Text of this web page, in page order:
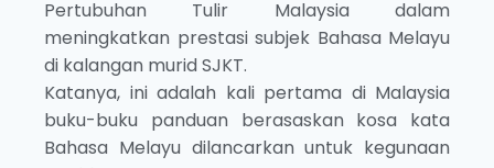
Pertubuhan Tulir Malaysia dalam
meningkatkan prestasi subjek Bahasa Melayu
di kalangan murid SJKT.
Katanya, ini adalah kali pertama di Malaysia
buku-buku panduan berasaskan kosa kata
Bahasa Melayu dilancarkan untuk kegunaan